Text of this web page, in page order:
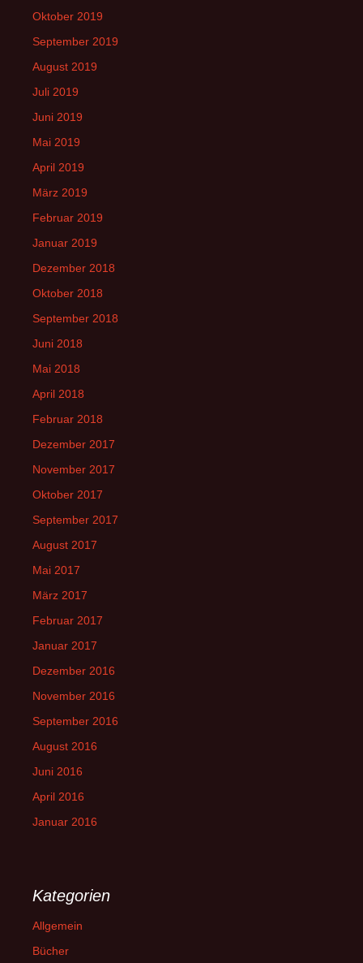
Oktober 2019
September 2019
August 2019
Juli 2019
Juni 2019
Mai 2019
April 2019
März 2019
Februar 2019
Januar 2019
Dezember 2018
Oktober 2018
September 2018
Juni 2018
Mai 2018
April 2018
Februar 2018
Dezember 2017
November 2017
Oktober 2017
September 2017
August 2017
Mai 2017
März 2017
Februar 2017
Januar 2017
Dezember 2016
November 2016
September 2016
August 2016
Juni 2016
April 2016
Januar 2016
Kategorien
Allgemein
Bücher